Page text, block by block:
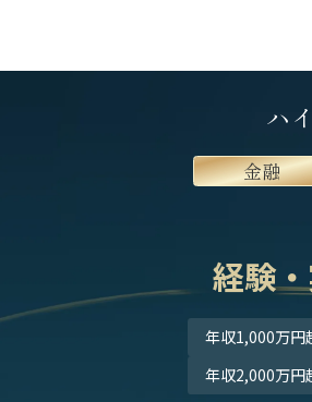
ハ
金融
経験
年収1,000万円
年収2,000万円